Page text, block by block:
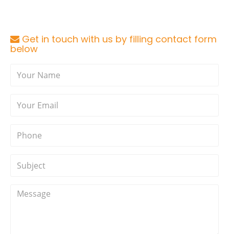
Get in touch with us by filling contact form
below